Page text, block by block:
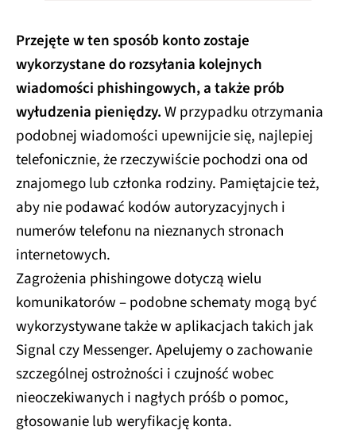
Przejęte w ten sposób konto zostaje
wykorzystane do rozsyłania kolejnych
wiadomości phishingowych, a także prób
wyłudzenia pieniędzy.W przypadku otrzymania
podobnej wiadomości upewnijcie się, najlepiej
telefonicznie, że rzeczywiście pochodzi ona od
znajomego lub członka rodziny. Pamiętajcie też,
aby nie podawać kodów autoryzacyjnych i
numerów telefonu na nieznanych stronach
internetowych.
Zagrożenia phishingowe dotyczą wielu
komunikatorów – podobne schematy mogą być
wykorzystywane także w aplikacjach takich jak
Signal czy Messenger. Apelujemy o zachowanie
szczególnej ostrożności i czujność wobec
nieoczekiwanych i nagłych próśb o pomoc,
głosowanie lub weryfikację konta.